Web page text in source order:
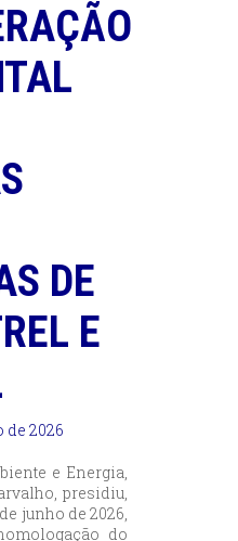
DE
E
de 2026
e Energia,
presidiu,
junho de 2026,
do